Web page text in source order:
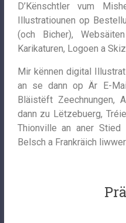
D’Kënschtler vum
Illustratiounen op
(och Bicher),
Karikaturen, Logoen a
Mir kënnen digital
an se dann op Är E-
Bläistëft Zeechnungen,
dann zu Lëtzebuerg,
Thionville an aner Stied
Belsch a Frankräich